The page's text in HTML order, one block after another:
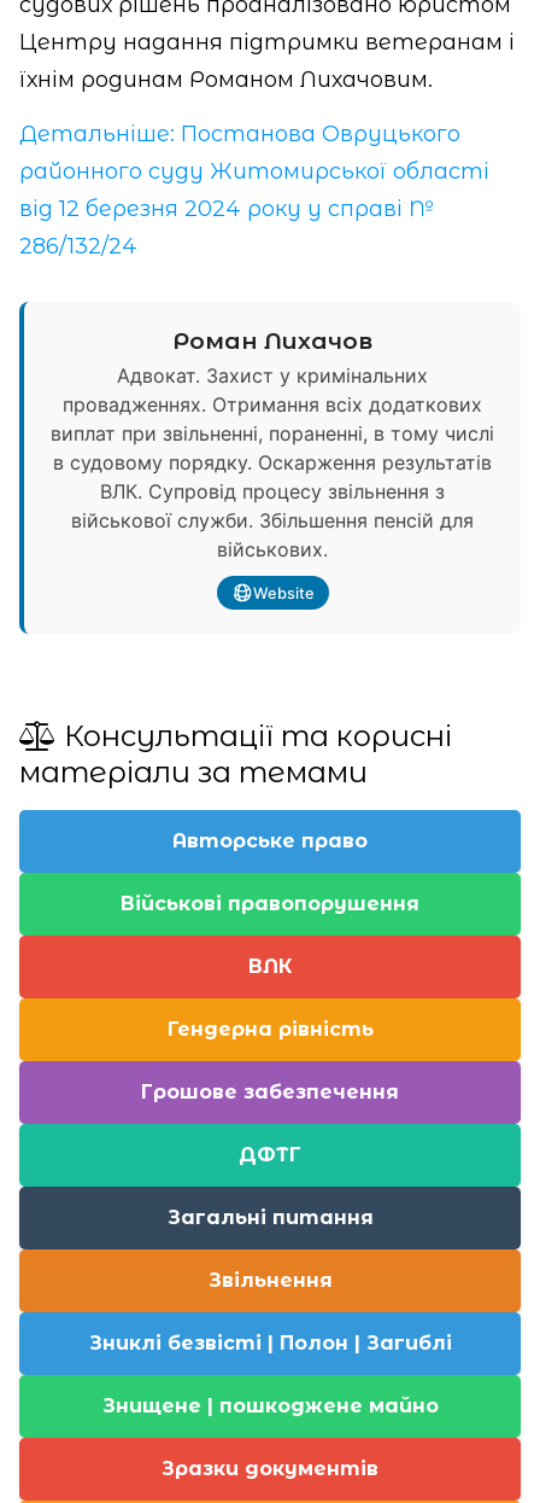
Центру надання підтримки ветеранам і
їхнім родинам Романом Лихачовим.
Детальніше: Постанова Овруцького
районного суду Житомирської області
від 12 березня 2024 року у справі №
286/132/24
Роман Лихачов
Адвокат. Захист у кримінальних
провадженнях. Отримання всіх додаткових
виплат при звільненні, пораненні, в тому числі
в судовому порядку. Оскарження результатів
ВЛК. Супровід процесу звільнення з
військової служби. Збільшення пенсій для
військових.
Website
Консультації та корисні
матеріали за темами
Авторське право
Військові правопорушення
ВЛК
Гендерна рівність
Грошове забезпечення
ДФТГ
Загальні питання
Звільнення
Зниклі безвісті | Полон | Загиблі
Знищене | пошкоджене майно
Зразки документів